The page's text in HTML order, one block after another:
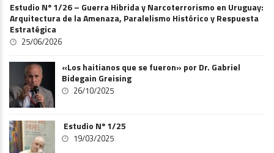
Estudio Nº 1/26 – Guerra Hibrida y Narcoterrorismo en Uruguay:
Arquitectura de la Amenaza, Paralelismo Histórico y Respuesta
Estratégica
25/06/2026
«Los haitianos que se fueron» por Dr. Gabriel
Bidegain Greising
26/10/2025
Estudio Nº 1/25
19/03/2025